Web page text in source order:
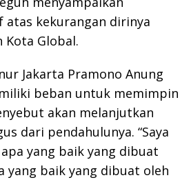
atas kekurangan dirinya
Kota Global.
Jakarta Pramono Anung
beban untuk memimpin
akan melanjutkan
dari pendahulunya. “Saya
yang baik yang dibuat
yang baik yang dibuat oleh